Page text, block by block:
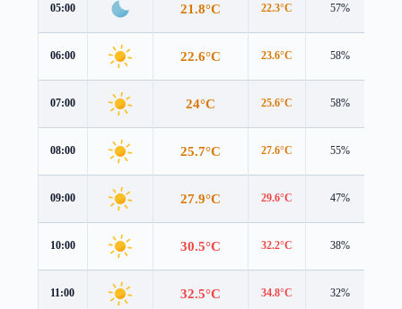
05:00 21.8°C 22.3°C 57%
06:00 22.6°C 23.6°C 58%
07:00 24°C 25.6°C 58%
08:00 25.7°C 27.6°C 55%
09:00 27.9°C 29.6°C 47%
10:00 30.5°C 32.2°C 38%
11:00 32.5°C 34.8°C 32%